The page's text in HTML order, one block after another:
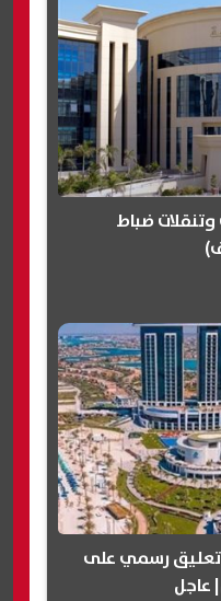
وتنقلات ضباط
دولار.. أول تعليق رسمي على
عاجل